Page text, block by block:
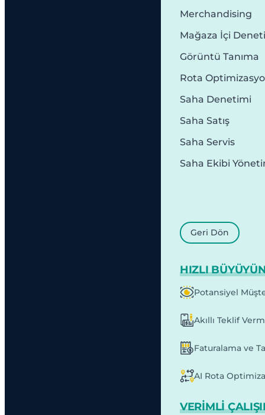
Merchandising
Mağaza İçi
Görüntü Tanıma
Rota
Saha Denetimi
Saha Satış
Saha Servis
Saha Ekibi
Geri Dön
HIZLI
Potansiyel
Akıllı Teklif
Faturalama ve
AI Rota
VERIMLI